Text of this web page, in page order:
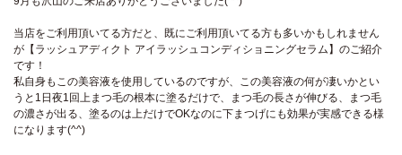
当店をご利用頂いてる方だと、既にご利用頂いてる方も多いかもしれません
が【ラッシュアディクト アイラッシュコンディショニングセラム】のご紹介
です！
私自身もこの美容液を使用しているのですが、この美容液の何が凄いかとい
うと1日夜1回上まつ毛の根本に塗るだけで、まつ毛の長さが伸びる、まつ毛
の濃さが出る、塗るのは上だけでOKなのに下まつげにも効果が実感できる様
になります(^^)